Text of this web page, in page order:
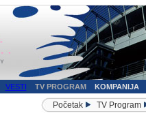
VESTI TV PROGRAM KOMPANIJA
Početak TV Program